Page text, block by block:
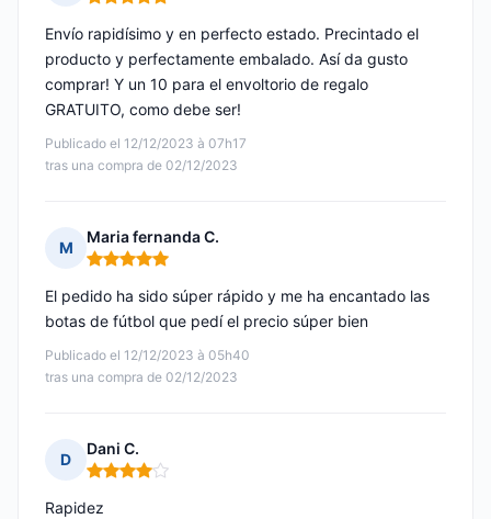
Nota: 5 de 5
Publicado el 12/12/2023 à 07h17
tras una compra de 02/12/2023
Envío rapidísimo y en perfecto estado. Precintado el
producto y perfectamente embalado. Así da gusto
comprar! Y un 10 para el envoltorio de regalo
GRATUITO, como debe ser!
M
Maria fernanda C.
Nota: 5 de 5
Publicado el 12/12/2023 à 05h40
tras una compra de 02/12/2023
El pedido ha sido súper rápido y me ha encantado las
botas de fútbol que pedí el precio súper bien
D
Dani C.
Nota: 4 de 5
Rapidez